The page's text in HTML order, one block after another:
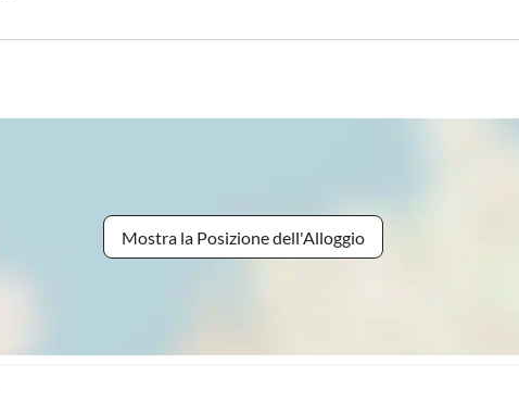
Mostra la Posizione dell'Alloggio